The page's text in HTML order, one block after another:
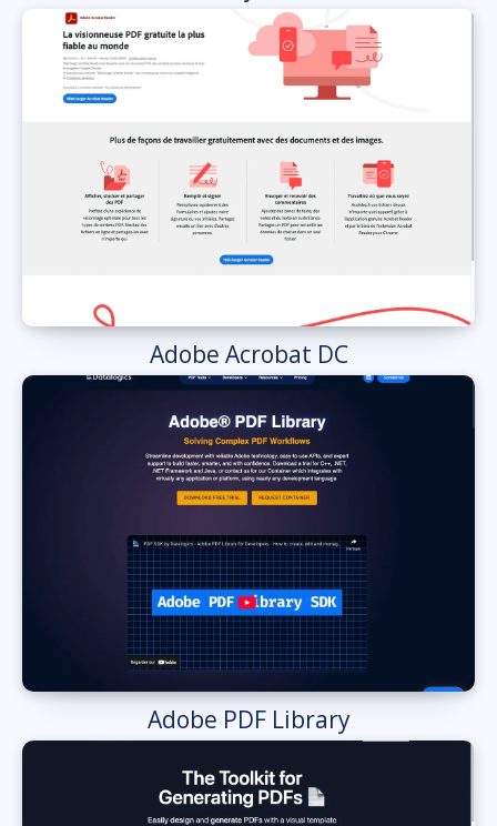
Adobe Acrobat DC
Adobe PDF Library